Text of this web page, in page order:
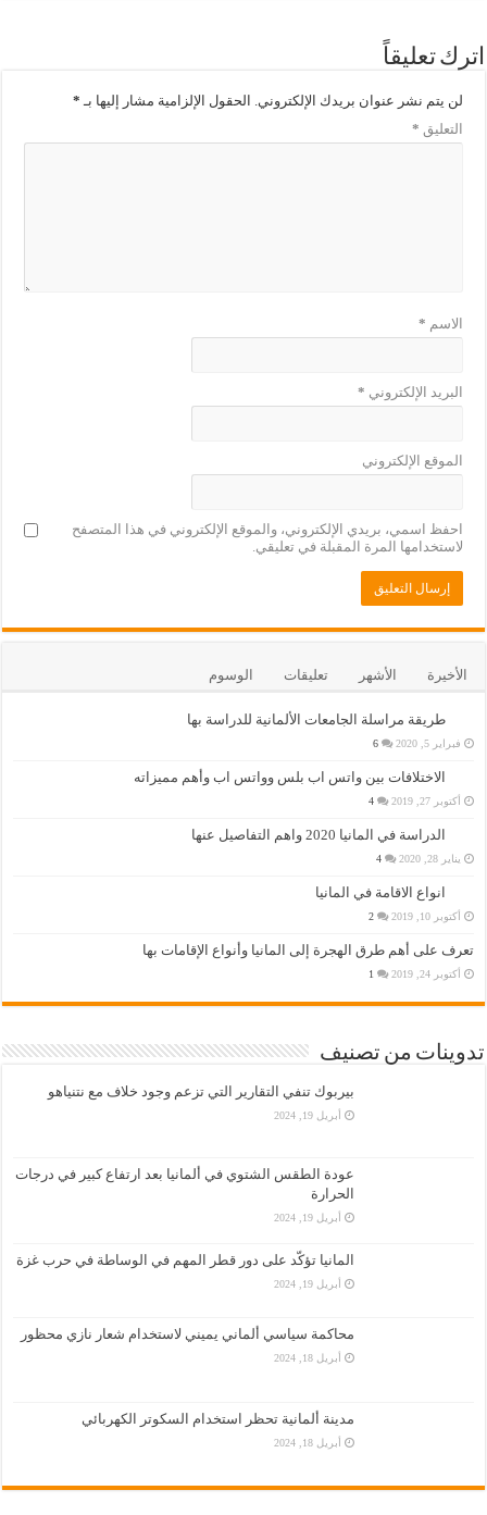
اترك تعليقاً
لن يتم نشر عنوان بريدك الإلكتروني. الحقول الإلزامية مشار إليها بـ *
التعليق *
الاسم *
البريد الإلكتروني *
الموقع الإلكتروني
احفظ اسمي، بريدي الإلكتروني، والموقع الإلكتروني في هذا المتصفح
لاستخدامها المرة المقبلة في تعليقي.
الأخيرة الأشهر تعليقات الوسوم
طريقة مراسلة الجامعات الألمانية للدراسة بها
فبراير 5, 2020 6
الاختلافات بين واتس اب بلس وواتس اب وأهم مميزاته
أكتوبر 27, 2019 4
الدراسة في المانيا 2020 واهم التفاصيل عنها
يناير 28, 2020 4
انواع الاقامة في المانيا
أكتوبر 10, 2019 2
تعرف على أهم طرق الهجرة إلى المانيا وأنواع الإقامات بها
أكتوبر 24, 2019 1
تدوينات من تصنيف
بيربوك تنفي التقارير التي تزعم وجود خلاف مع نتنياهو
أبريل 19, 2024
عودة الطقس الشتوي في ألمانيا بعد ارتفاع كبير في درجات
الحرارة
أبريل 19, 2024
المانيا تؤكّد على دور قطر المهم في الوساطة في حرب غزة
أبريل 19, 2024
محاكمة سياسي ألماني يميني لاستخدام شعار نازي محظور
أبريل 18, 2024
مدينة ألمانية تحظر استخدام السكوتر الكهربائي
أبريل 18, 2024